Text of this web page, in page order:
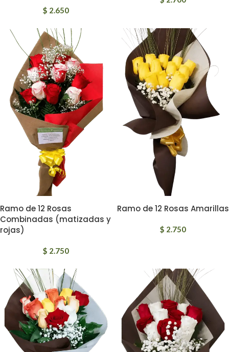
$ 2.650
Ramo de 12 Rosas
Combinadas (matizadas y
rojas)
$ 2.750
Ramo de 12 Rosas Amarillas
$ 2.750